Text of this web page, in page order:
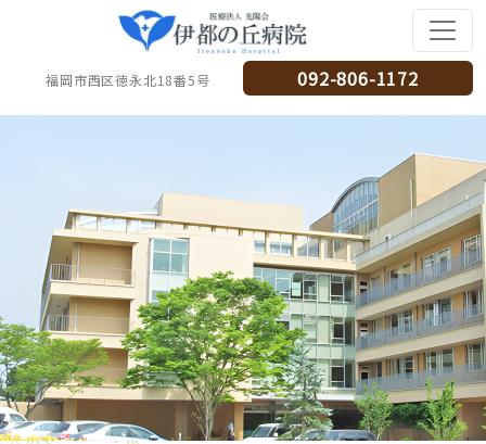
福岡市西区徳永北18番5号 092-806-1172